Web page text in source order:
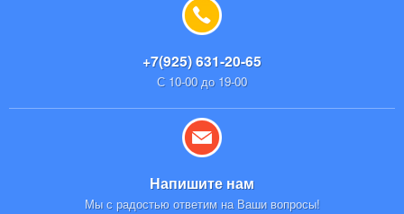
+7(925) 631-20-65
С 10-00 до 19-00
Напишите нам
Мы с радостью ответим на Ваши вопросы!